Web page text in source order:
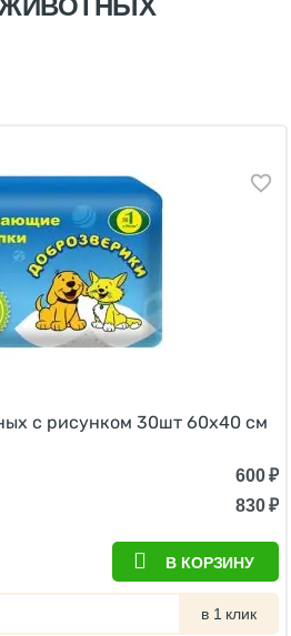
с рисунком 30шт 60х40 см
600₽
830₽
В КОРЗИНУ
в 1 клик